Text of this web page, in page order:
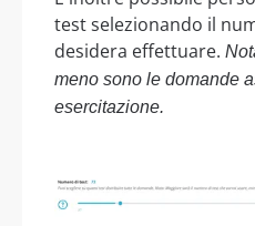
test selezionando il
desidera effettuare.
meno sono le domande
esercitazione.